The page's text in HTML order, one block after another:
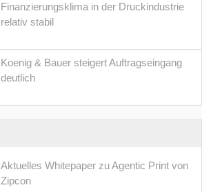
Finanzierungsklima in der Druckindustrie
relativ stabil
Koenig & Bauer steigert Auftragseingang
deutlich
Aktuelles Whitepaper zu Agentic Print von
Zipcon